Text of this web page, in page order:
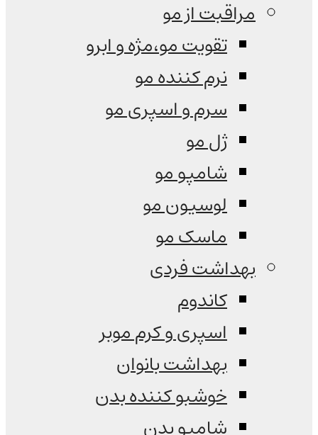
مراقبت از مو
تقویت مو،مژه و ابرو
نرم کننده مو
سرم و اسپری مو
ژل مو
شامپو مو
لوسیون مو
ماسک مو
بهداشت فردی
کاندوم
اسپری و کرم موبر
بهداشت بانوان
خوشبو کننده بدن
شامپو بدن